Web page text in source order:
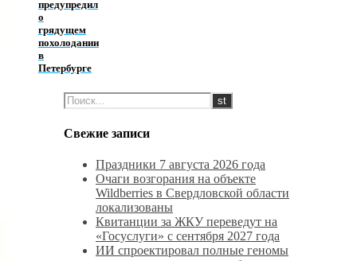
предупредил
о
грядущем
похолодании
в
Петербурге
Свежие записи
Праздники 7 августа 2026 года
Очаги возгорания на объекте
Wildberries в Свердловской области
локализованы
Квитанции за ЖКУ переведут на
«Госуслуги» с сентября 2027 года
ИИ спроектировал полные геномы